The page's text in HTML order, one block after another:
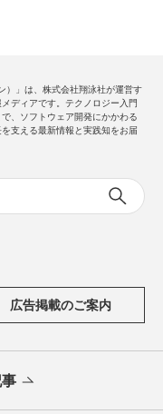
）」は、株式会社翔泳社が運営す
ディアです。テクノロジー入門
、ソフトウェア開発にかかわる
支える最新情報と実践知をお届
広告掲載のご案内